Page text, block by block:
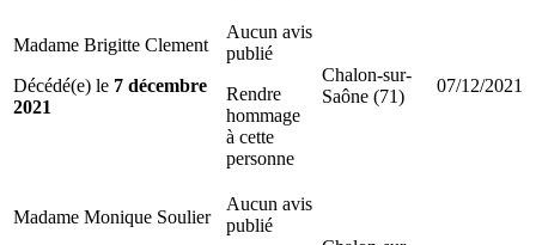
Madame Brigitte Clement
Décédé(e) le 7 décembre
2021
Aucun avis
publié
Rendre
hommage
à cette
personne
Chalon-sur-
Saône (71)
07/12/2021
Madame Monique Soulier
Aucun avis
publié